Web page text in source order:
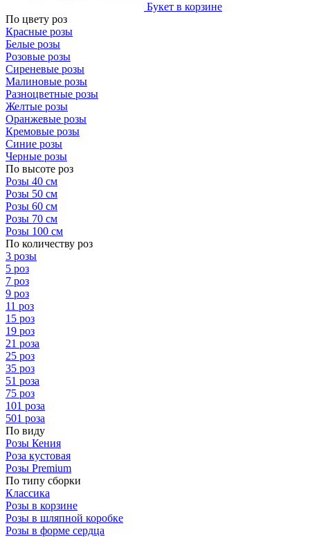
Букет в корзине
По цвету роз
Красные розы
Белые розы
Розовые розы
Сиреневые розы
Малиновые розы
Разноцветные розы
Желтые розы
Оранжевые розы
Кремовые розы
Синие розы
Черные розы
По высоте роз
Розы 40 см
Розы 50 см
Розы 60 см
Розы 70 см
Розы 100 см
По количеству роз
3 розы
5 роз
7 роз
9 роз
11 роз
15 роз
19 роз
21 роза
25 роз
35 роз
51 роза
75 роз
101 роза
501 роза
По виду
Розы Кения
Роза кустовая
Розы Premium
По типу сборки
Классика
Розы в корзине
Розы в шляпной коробке
Розы в форме сердца